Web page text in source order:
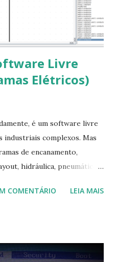
execute: $ sudo
installer
Livre
Elétricos)
é um software livre
complexos. Mas
de encanamento,
hidráulica, pneumática,
contém mais de 8.000
COMENTÁRIO LEIA MAIS